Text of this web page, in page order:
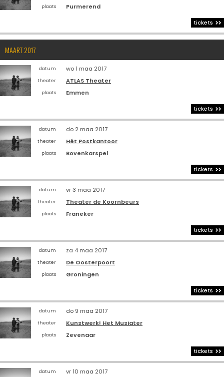
plaats
Purmerend
tickets
MAART 2017
datum wo 1 maa 2017
theater ATLAS Theater
plaats
Emmen
tickets
datum do 2 maa 2017
theater Hét Postkantoor
plaats
Bovenkarspel
tickets
datum vr 3 maa 2017
theater Theater de Koornbeurs
plaats
Franeker
tickets
datum za 4 maa 2017
theater De Oosterpoort
plaats
Groningen
tickets
datum do 9 maa 2017
theater Kunstwerk! Het Musiater
plaats
Zevenaar
tickets
datum vr 10 maa 2017